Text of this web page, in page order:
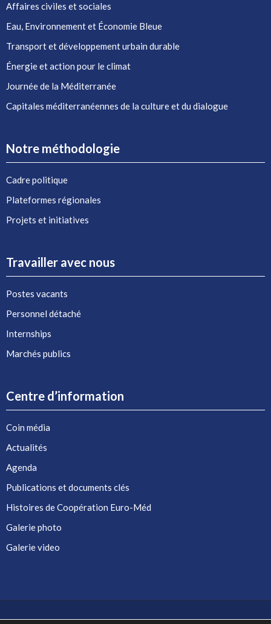
Affaires civiles et sociales
Eau, Environnement et Économie Bleue
Transport et développement urbain durable
Énergie et action pour le climat
Journée de la Méditerranée
Capitales méditerranéennes de la culture et du dialogue
Notre méthodologie
Cadre politique
Plateformes régionales
Projets et initiatives
Travailler avec nous
Postes vacants
Personnel détaché
Internships
Marchés publics
Centre d’information
Coin média
Actualités
Agenda
Publications et documents clés
Histoires de Coopération Euro-Méd
Galerie photo
Galerie video